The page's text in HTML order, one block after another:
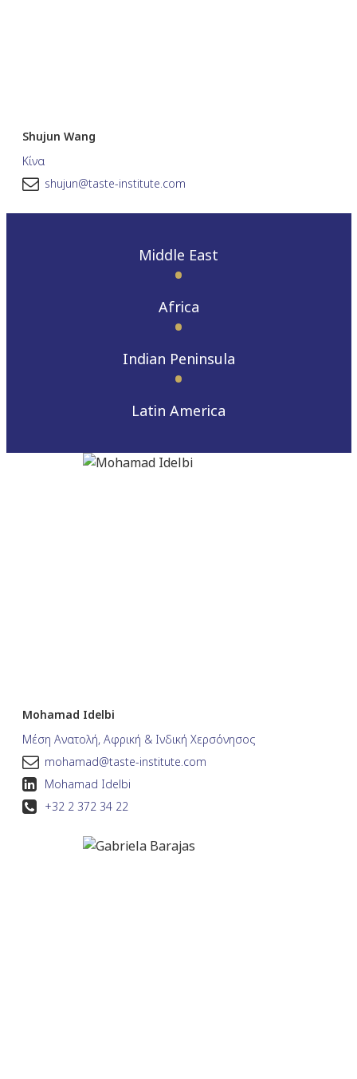
Shujun Wang
Κίνα
shujun@taste-institute.com
Middle East
Africa
Indian Peninsula
Latin America
Mohamad Idelbi
Μέση Ανατολή, Αφρική & Ινδική Χερσόνησος
mohamad@taste-institute.com
Mohamad Idelbi
+32 2 372 34 22